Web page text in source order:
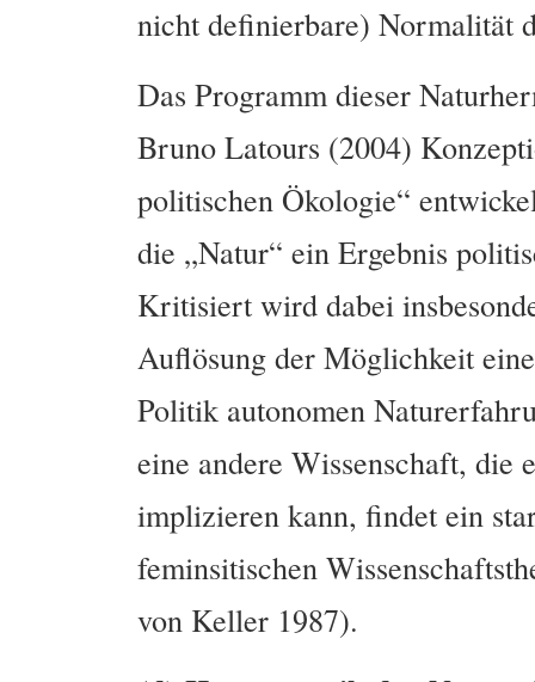
nicht definierbare) Normalität
Das Programm dieser
Bruno Latours (2004)
politischen Ökologie“
die „Natur“ ein Ergebnis
Kritisiert wird dabei
Auflösung der Möglichkeit
Politik autonomen
eine andere Wissenschaft, die
implizieren kann, findet ein
feminsitischen
von Keller 1987).